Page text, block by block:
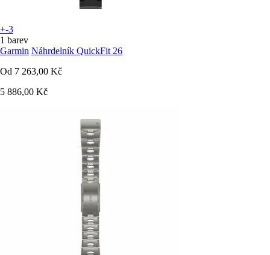
+-3
1 barev
Garmin Náhrdelník QuickFit 26
Od 7 263,00 Kč
5 886,00 Kč